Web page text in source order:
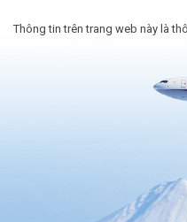
Thông tin trên trang web này là